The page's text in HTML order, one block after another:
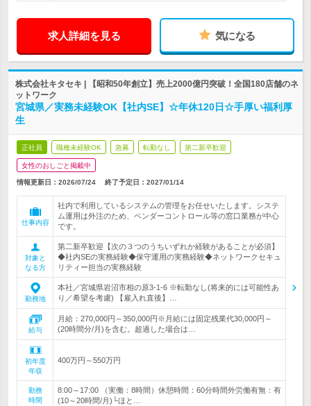
求人詳細を見る 気になる
株式会社キタセキ | 【昭和50年創立】売上2000億円突破！全国180店舗のネ
ットワーク
宮城県／実務未経験OK【社内SE】☆年休120日☆手厚い福利厚
生
正社員 職種未経験OK 急募 転勤なし 第二新卒歓迎
女性のおしごと掲載中
情報更新日：2026/07/24 終了予定日： 2027/01/14
仕事内容
社内で利用しているシステムの管理をお任せいたします。システ
ム運用は外注のため、ベンダーコントロール等の窓口業務が中心
です。
対象と
なる方
第二新卒歓迎【次の３つのうちいずれか経験があることが必須】
◆社内SEの実務経験◆保守運用の実務経験◆ネットワークセキュ
リティー担当の実務経験
勤務地
本社／宮城県岩沼市相の原3-1-6 ※転勤なし(将来的には可能性あ
り／希望を考慮) 【雇入れ直後】…
給与
月給：270,000円～350,000円※月給には固定残業代30,000円～
(20時間分/月)を含む。超過した場合は…
初年度
年収
400万円～550万円
勤務
時間
8:00～17:00 （実働：8時間）休憩時間：60分時間外労働有無：有
(10～20時間/月)└ほと…